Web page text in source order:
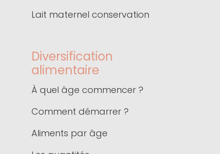
Lait maternel conservation
Diversification
alimentaire
À quel âge commencer ?
Comment démarrer ?
Aliments par âge